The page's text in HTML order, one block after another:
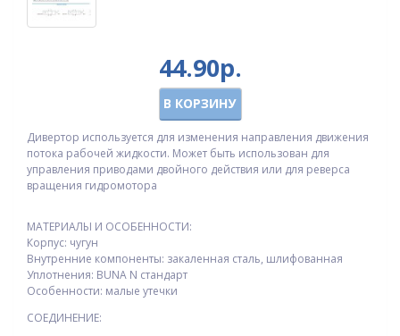
44.90р.
В КОРЗИНУ
Дивертор используется для изменения направления движения
потока рабочей жидкости. Может быть использован для
управления приводами двойного действия или для реверса
вращения гидромотора
МАТЕРИАЛЫ И ОСОБЕННОСТИ:
Корпус: чугун
Внутренние компоненты: закаленная сталь, шлифованная
Уплотнения: BUNA N стандарт
Особенности: малые утечки
СОЕДИНЕНИЕ: